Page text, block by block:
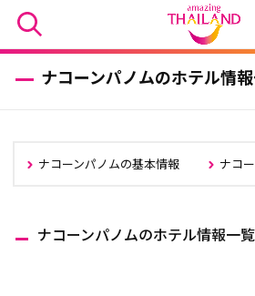
ナコーンパノムのホテル情
ナコーンパノムの基本情報 ナコ
ナコーンパノムのホテル情報一